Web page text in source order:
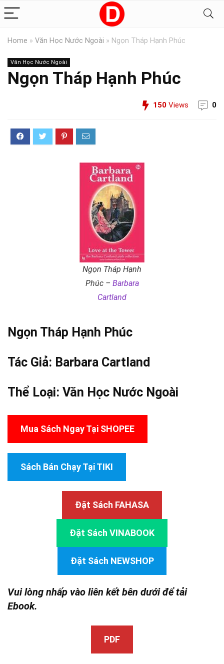
Home » Văn Học Nước Ngoài » Ngọn Tháp Hạnh Phúc
Văn Học Nước Ngoài
Ngọn Tháp Hạnh Phúc
150 Views 0
Ngọn Tháp Hạnh
Phúc – Barbara
Cartland
Ngọn Tháp Hạnh Phúc
Tác Giả: Barbara Cartland
Thể Loại: Văn Học Nước Ngoài
Mua Sách Ngay Tại SHOPEE
Sách Bán Chạy Tại TIKI
Đặt Sách FAHASA
Đặt Sách VINABOOK
Đặt Sách NEWSHOP
Vui lòng nhấp vào liên kết bên dưới để tải
Ebook.
PDF